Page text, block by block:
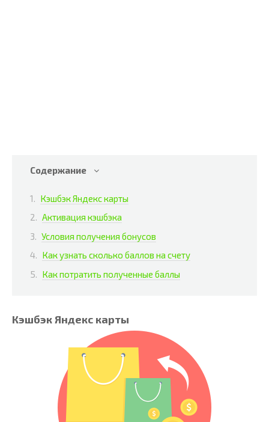
Содержание
Кэшбэк Яндекс карты
Активация кэшбэка
Условия получения бонусов
Как узнать сколько баллов на счету
Как потратить полученные баллы
Кэшбэк Яндекс карты